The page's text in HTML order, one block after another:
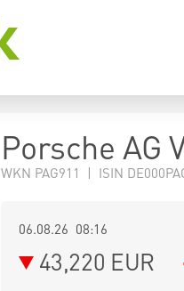
Porsche AG
WKN PAG911 | ISIN
06.08.26 08:16
43,220 EUR